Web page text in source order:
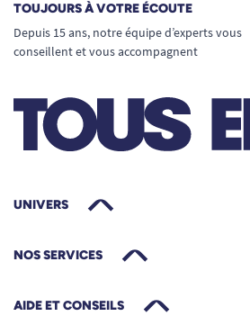
TOUJOURS À VOTRE ÉCOUTE
Depuis 15 ans, notre équipe d’experts vous
conseillent et vous accompagnent
UNIVERS
NOS SERVICES
AIDE ET CONSEILS